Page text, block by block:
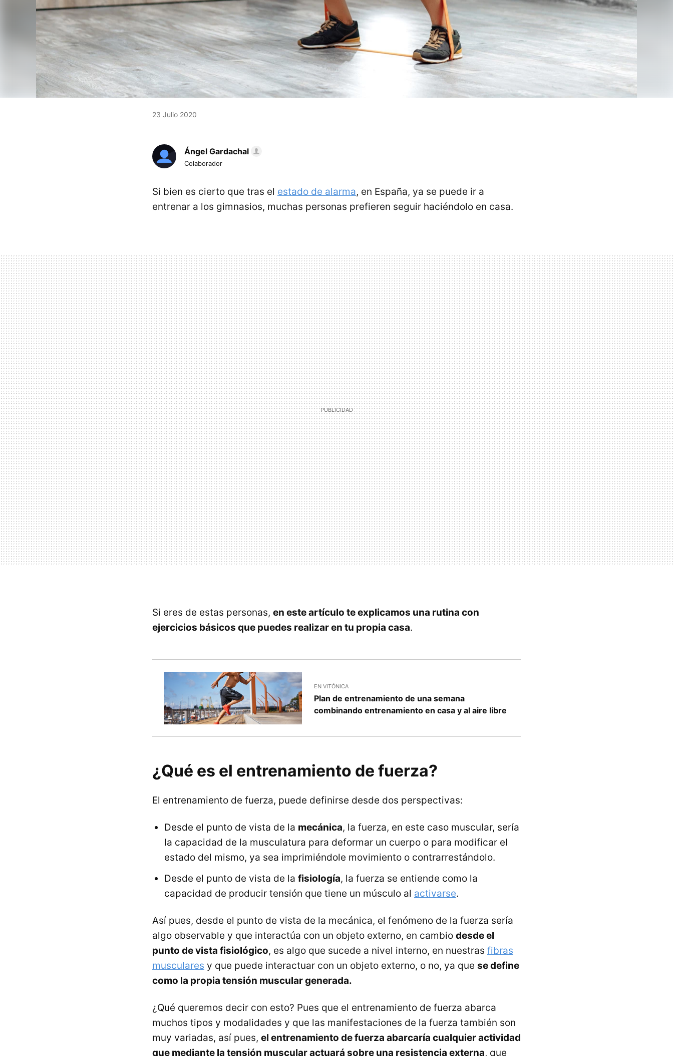
23 Julio 2020
Ángel Gardachal
Colaborador
Si bien es cierto que tras el estado de alarma, en España, ya se puede ir a
entrenar a los gimnasios, muchas personas prefieren seguir haciéndolo en casa.
Si eres de estas personas, en este artículo te explicamos una rutina con
ejercicios básicos que puedes realizar en tu propia casa.
EN VITÓNICA
Plan de entrenamiento de una semana
combinando entrenamiento en casa y al aire libre
¿Qué es el entrenamiento de fuerza?
El entrenamiento de fuerza, puede definirse desde dos perspectivas:
Desde el punto de vista de la mecánica, la fuerza, en este caso muscular, sería
la capacidad de la musculatura para deformar un cuerpo o para modificar el
estado del mismo, ya sea imprimiéndole movimiento o contrarrestándolo.
Desde el punto de vista de la fisiología, la fuerza se entiende como la
capacidad de producir tensión que tiene un músculo al activarse.
Así pues, desde el punto de vista de la mecánica, el fenómeno de la fuerza sería
algo observable y que interactúa con un objeto externo, en cambio desde el
punto de vista fisiológico, es algo que sucede a nivel interno, en nuestras fibras
musculares y que puede interactuar con un objeto externo, o no, ya que se define
como la propia tensión muscular generada.
¿Qué queremos decir con esto? Pues que el entrenamiento de fuerza abarca
muchos tipos y modalidades y que las manifestaciones de la fuerza también son
muy variadas, así pues, el entrenamiento de fuerza abarcaría cualquier actividad
que mediante la tensión muscular actuará sobre una resistencia externa, que